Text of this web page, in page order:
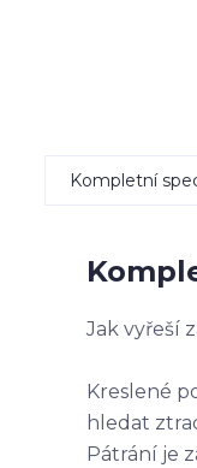
Kompletní
Jak vyřeší
Kreslené
hledat
Pátrání je